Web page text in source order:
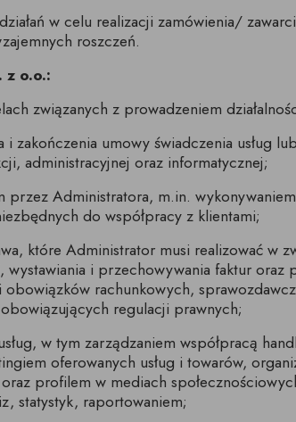
w celu realizacji zamówienia/
roszczeń.
o.o.:
związanych z prowadzeniem
zakończenia umowy świadczenia usług
administracyjnej oraz informatycznej;
przez Administratora, m.in.
do współpracy z klientami;
które Administrator musi realizować w
i przechowywania faktur oraz
rachunkowych,
regulacji prawnych;
w tym zarządzaniem współpracą
oferowanych usług i towarów,
profilem w mediach
statystyk, raportowaniem;